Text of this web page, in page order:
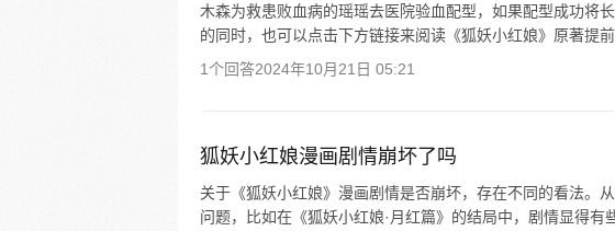
木森为救患败血病的瑶瑶去医院验血配型，如果配型成功将
的同时，也可以点击下方链接来阅读《狐妖小红娘》原著提前
1个回答2024年10月21日 05:21
狐妖小红娘漫画剧情崩坏了吗
关于《狐妖小红娘》漫画剧情是否崩坏，存在不同的看法。
问题，比如在《狐妖小红娘·月红篇》的结局中，剧情显得